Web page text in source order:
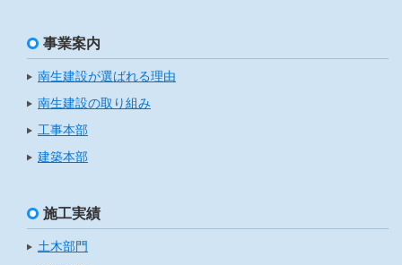
事業案内
南生建設が選ばれる理由
南生建設の取り組み
工事本部
建築本部
施工実績
土木部門